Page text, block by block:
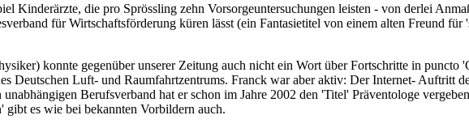
Kinderärzte, die pro Sprössling zehn Vorsorgeuntersuchungen leisten - von derlei
für Wirtschaftsförderung küren lässt (ein Fantasietitel von einem alten Freund für
konnte gegenüber unserer Zeitung auch nicht ein Wort über Fortschritte in puncto
Deutschen Luft- und Raumfahrtzentrums. Franck war aber aktiv: Der Internet- Auftritt
Berufsverband hat er schon im Jahre 2002 den 'Titel' Präventologe
gibt es wie bei bekannten Vorbildern auch.